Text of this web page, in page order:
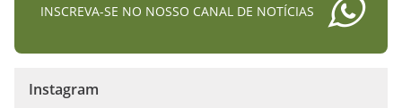
INSCREVA-SE NO NOSSO CANAL DE NOTÍCIAS
Instagram